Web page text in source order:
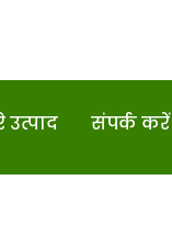
उत्पाद संपर्क करें